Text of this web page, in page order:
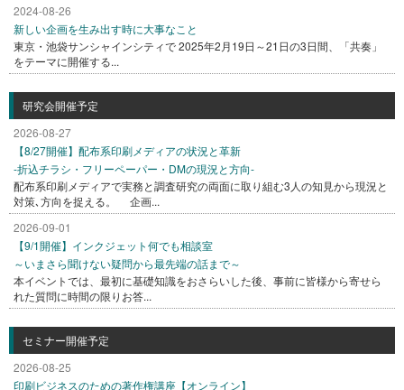
2024-08-26
新しい企画を生み出す時に大事なこと
東京・池袋サンシャインシティで 2025年2月19日～21日の3日間、「共奏」
をテーマに開催する...
研究会開催予定
2026-08-27
【8/27開催】配布系印刷メディアの状況と革新
-折込チラシ・フリーペーパー・DMの現況と方向-
配布系印刷メディアで実務と調査研究の両面に取り組む3人の知見から現況と
対策､方向を捉える。 企画...
2026-09-01
【9/1開催】インクジェット何でも相談室
～いまさら聞けない疑問から最先端の話まで～
本イベントでは、最初に基礎知識をおさらいした後、事前に皆様から寄せら
れた質問に時間の限りお答...
セミナー開催予定
2026-08-25
印刷ビジネスのための著作権講座【オンライン】